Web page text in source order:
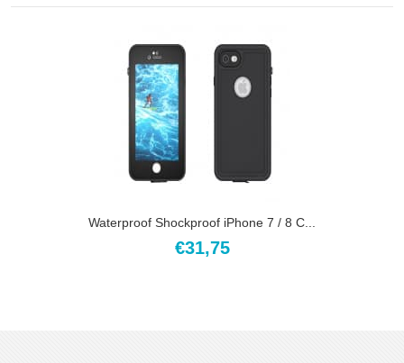
Waterproof Shockproof iPhone 7 / 8 C...
€31,75